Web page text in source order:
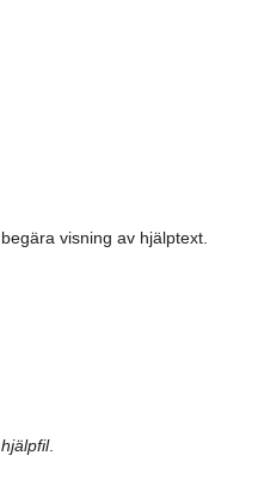
visning av hjälptext.
hjälpfil.